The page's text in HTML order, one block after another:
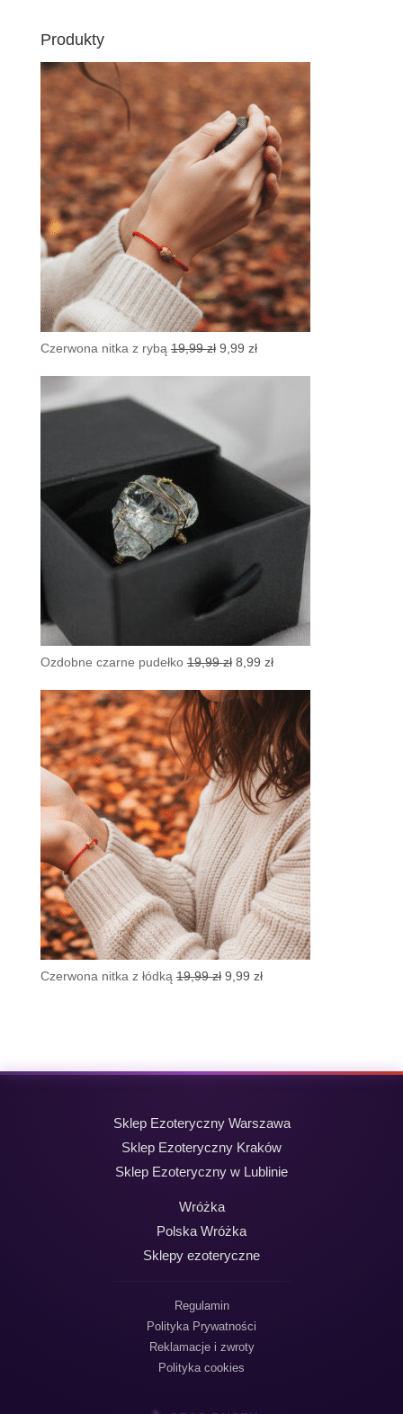
Produkty
Czerwona nitka z rybą 19,99zł Pierwotna
9,99 złAktualna
Ozdobne czarne pudełko 19,99zł Pierwotna
wynosiła:
19,99 zł.
8,99 złAktualna
wynosi:
8,99 zł.
Czerwona nitka z łódką 19,99zł Pierwotna
9,99 złAktualna
Sklep Ezoteryczny Warszawa
Sklep Ezoteryczny Kraków
Sklep Ezoteryczny w Lublinie
Wróżka
Polska Wróżka
Sklepy ezoteryczne
Regulamin
Polityka Prywatności
Reklamacje i zwroty
Polityka cookies